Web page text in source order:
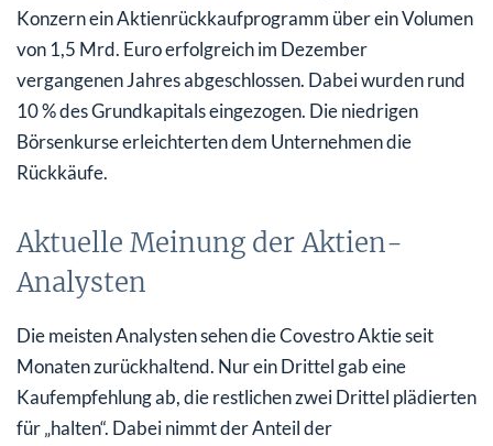
Konzern ein Aktienrückkaufprogramm über ein Volumen
von 1,5 Mrd. Euro erfolgreich im Dezember
vergangenen Jahres abgeschlossen. Dabei wurden rund
10 % des Grundkapitals eingezogen. Die niedrigen
Börsenkurse erleichterten dem Unternehmen die
Rückkäufe.
Aktuelle Meinung der Aktien-
Analysten
Die meisten Analysten sehen die Covestro Aktie seit
Monaten zurückhaltend. Nur ein Drittel gab eine
Kaufempfehlung ab, die restlichen zwei Drittel plädierten
für „halten“. Dabei nimmt der Anteil der